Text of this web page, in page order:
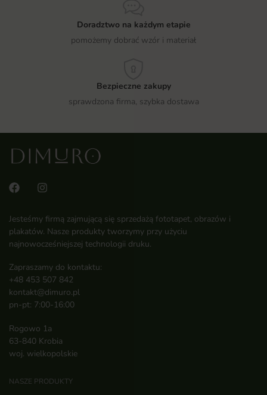
Doradztwo na każdym etapie
pomożemy dobrać wzór i materiał
Bezpieczne zakupy
sprawdzona firma, szybka dostawa
Jesteśmy firmą zajmującą się sprzedażą fototapet, obrazów i
plakatów. Nasze produkty tworzymy przy użyciu
najnowocześniejszej technologii druku.
Zapraszamy do kontaktu:
+48 453 507 842
kontakt@dimuro.pl
pn-pt: 7:00-16:00
Rogowo 1a
63-840 Krobia
woj. wielkopolskie
NASZE PRODUKTY